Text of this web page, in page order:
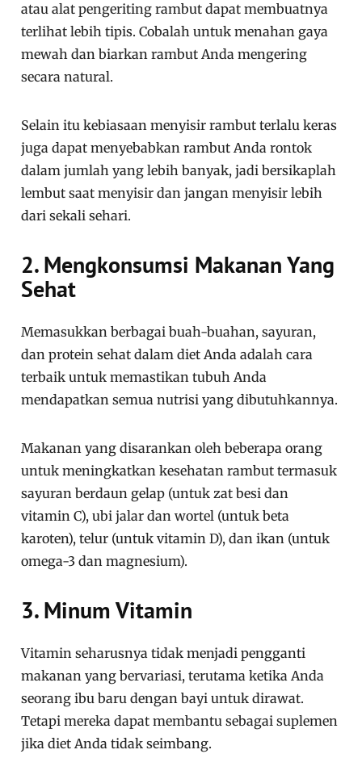
atau alat pengeriting rambut dapat membuatnya
terlihat lebih tipis. Cobalah untuk menahan gaya
mewah dan biarkan rambut Anda mengering
secara natural.
Selain itu kebiasaan menyisir rambut terlalu keras
juga dapat menyebabkan rambut Anda rontok
dalam jumlah yang lebih banyak, jadi bersikaplah
lembut saat menyisir dan jangan menyisir lebih
dari sekali sehari.
2. Mengkonsumsi Makanan Yang
Sehat
Memasukkan berbagai buah-buahan, sayuran,
dan protein sehat dalam diet Anda adalah cara
terbaik untuk memastikan tubuh Anda
mendapatkan semua nutrisi yang dibutuhkannya.
Makanan yang disarankan oleh beberapa orang
untuk meningkatkan kesehatan rambut termasuk
sayuran berdaun gelap (untuk zat besi dan
vitamin C), ubi jalar dan wortel (untuk beta
karoten), telur (untuk vitamin D), dan ikan (untuk
omega-3 dan magnesium).
3. Minum Vitamin
Vitamin seharusnya tidak menjadi pengganti
makanan yang bervariasi, terutama ketika Anda
seorang ibu baru dengan bayi untuk dirawat.
Tetapi mereka dapat membantu sebagai suplemen
jika diet Anda tidak seimbang.